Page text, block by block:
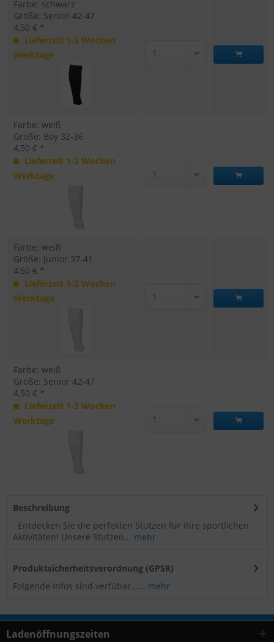
Farbe: schwarz
Größe: Senior 42-47
4,50 € *
Lieferzeit 1-2 Wochen
Werktage
Farbe: weiß
Größe: Boy 32-36
4,50 € *
Lieferzeit 1-2 Wochen
Werktage
Farbe: weiß
Größe: Junior 37-41
4,50 € *
Lieferzeit 1-2 Wochen
Werktage
Farbe: weiß
Größe: Senior 42-47
4,50 € *
Lieferzeit 1-2 Wochen
Werktage
Beschreibung
Entdecken Sie die perfekten Stutzen für Ihre sportlichen
Aktivitäten! Unsere Stutzen... mehr
Produktsicherheitsverordnung (GPSR)
Folgende Infos sind verfübar...... mehr
Ladenöffnungszeiten